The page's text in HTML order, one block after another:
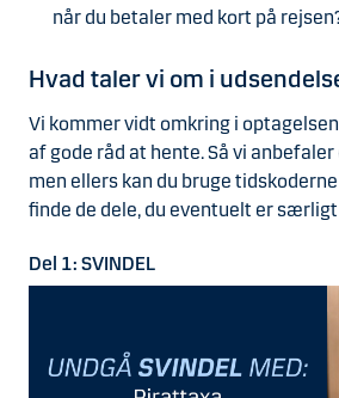
når du betaler med kort på
Hvad taler vi om i
Vi kommer vidt omkring i
af gode råd at hente. Så vi
men ellers kan du bruge
finde de dele, du eventuelt er
Del 1: SVINDEL